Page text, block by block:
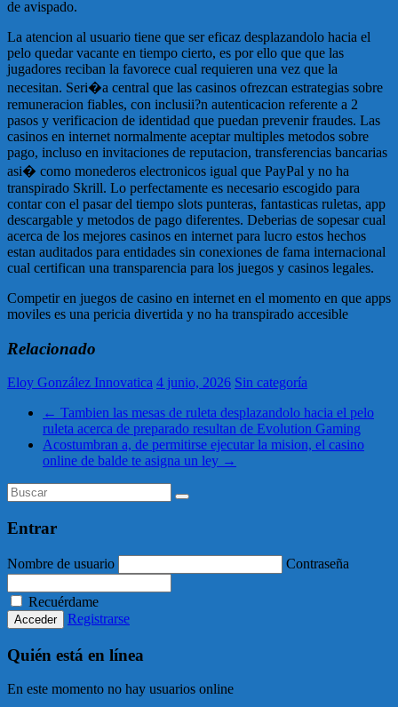
de avispado.
La atencion al usuario tiene que ser eficaz desplazandolo hacia el
pelo quedar vacante en tiempo cierto, es por ello que que las
jugadores reciban la favorece cual requieren una vez que la
necesitan. Seri�a central que las casinos ofrezcan estrategias sobre
remuneracion fiables, con inclusii?n autenticacion referente a 2
pasos y verificacion de identidad que puedan prevenir fraudes. Las
casinos en internet normalmente aceptar multiples metodos sobre
pago, incluso en invitaciones de reputacion, transferencias bancarias
asi� como monederos electronicos igual que PayPal y no ha
transpirado Skrill. Lo perfectamente es necesario escogido para
contar con el pasar del tiempo slots punteras, fantasticas ruletas, app
descargable y metodos de pago diferentes. Deberias de sopesar cual
acerca de los mejores casinos en internet para lucro estos hechos
estan auditados para entidades sin conexiones de fama internacional
cual certifican una transparencia para los juegos y casinos legales.
Competir en juegos de casino en internet en el momento en que apps
moviles es una pericia divertida y no ha transpirado accesible
Relacionado
Eloy González Innovatica 4 junio, 2026 Sin categoría
← Tambien las mesas de ruleta desplazandolo hacia el pelo
ruleta acerca de preparado resultan de Evolution Gaming
Acostumbran a, de permitirse ejecutar la mision, el casino
online de balde te asigna un ley →
Entrar
Nombre de usuario Contraseña
Recuérdame
Registrarse
Quién está en línea
En este momento no hay usuarios online